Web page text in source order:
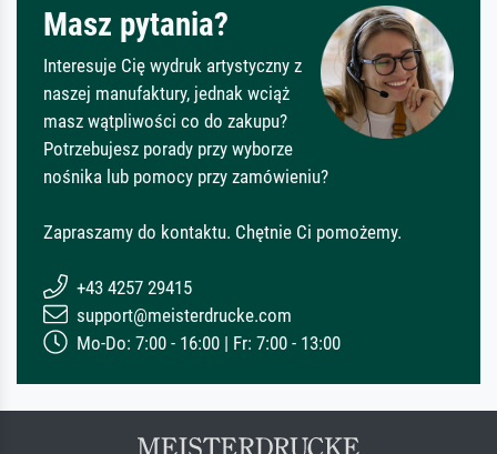
Masz pytania?
Interesuje Cię wydruk artystyczny z
naszej manufaktury, jednak wciąż
masz wątpliwości co do zakupu?
Potrzebujesz porady przy wyborze
nośnika lub pomocy przy zamówieniu?
Zapraszamy do kontaktu. Chętnie Ci pomożemy.
+43 4257 29415
support@meisterdrucke.com
Mo-Do: 7:00 - 16:00 | Fr: 7:00 - 13:00